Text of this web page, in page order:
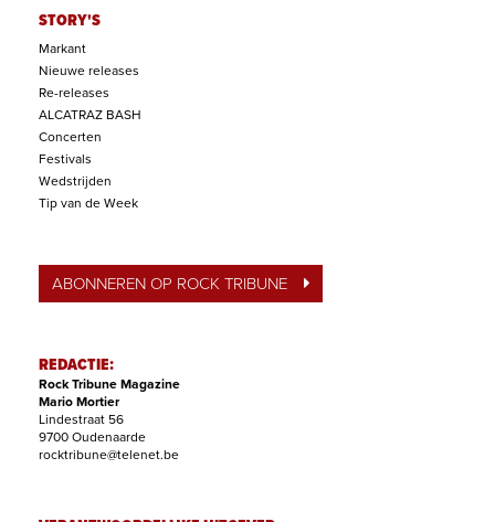
STORY'S
Markant
Nieuwe releases
Re-releases
ALCATRAZ BASH
Concerten
Festivals
Wedstrijden
Tip van de Week
ABONNEREN OP ROCK TRIBUNE
REDACTIE:
Rock Tribune Magazine
Mario Mortier
Lindestraat 56
9700 Oudenaarde
rocktribune@telenet.be